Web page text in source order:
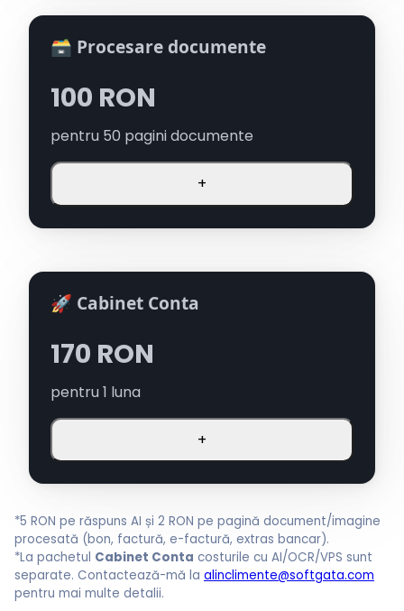
🗃️ Procesare documente
100 RON
pentru 50 pagini documente
+
🚀 Cabinet Conta
170 RON
pentru1 luna
+
*5 RON pe răspuns AI și 2 RON pe pagină document/imagine
procesată (bon, factură, e-factură, extras bancar).
*La pachetul Cabinet Conta costurile cu AI/OCR/VPS sunt
separate. Contactează-mă la alinclimente@softgata.com
pentru mai multe detalii.